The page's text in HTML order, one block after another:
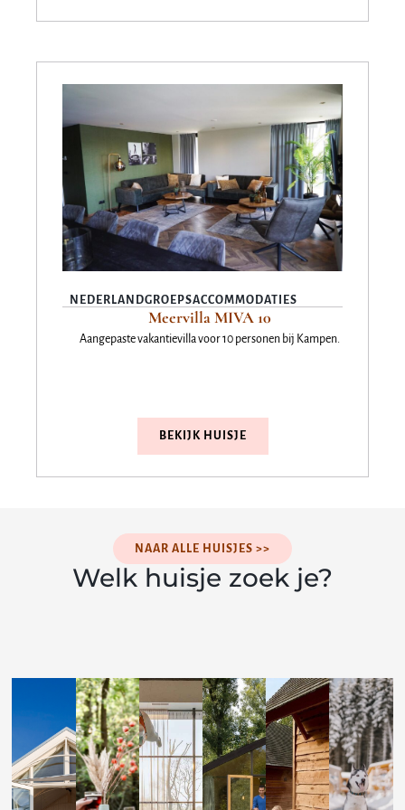
NEDERLANDGROEPSACCOMMODATIES
Meervilla MIVA 10
Aangepaste vakantievilla voor 10 personen bij Kampen.
BEKIJK HUISJE
NAAR ALLE HUISJES >>
Welk huisje zoek je?
Aan
zee
Voor
groepen
Een
Zwembad
Huisjes
In
de
natuur
Genieten
Hottub
&
wellness
De
Met
de
Met
je